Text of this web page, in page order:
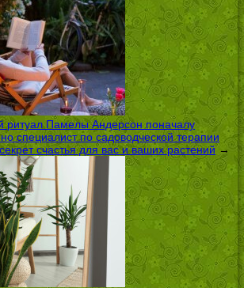
ритуал Памелы Андерсон поначалу
специалист по садоводческой терапии
счастья для вас и ваших растений→